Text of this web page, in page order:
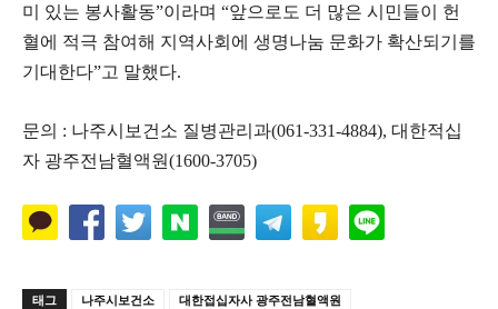
미 있는 봉사활동”이라며 “앞으로도 더 많은 시민들이 헌
혈에 적극 참여해 지역사회에 생명나눔 문화가 확산되기를
기대한다”고 말했다.
문의 : 나주시보건소 질병관리과(061-331-4884), 대한적십
자 광주전남혈액원(1600-3705)
태그 나주시보건소
대한접십자사 광주전남혈액원